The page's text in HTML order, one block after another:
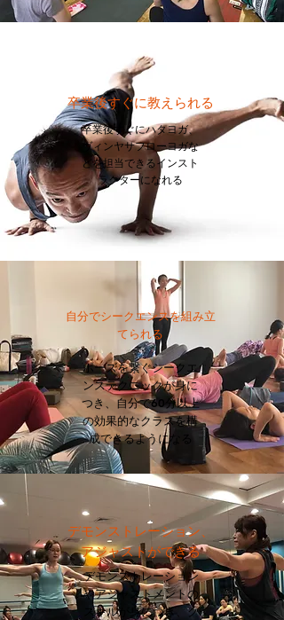
卒業後すぐに教えられる
卒業後すぐにハタヨガ、
ヴィンヤサフローヨガな
どを担当できるインスト
ラクターになれる
自分でシークエンスを組み立
てられる
ポーズを繋ぐシークエ
ンステクニックが身に
つき、自分で60分以上
の効果的なクラスを構
成できるようになる
デモンストレーション、
アジャストができる
デモンストレーション
やアジャストメントの
スキルが身につき、ク